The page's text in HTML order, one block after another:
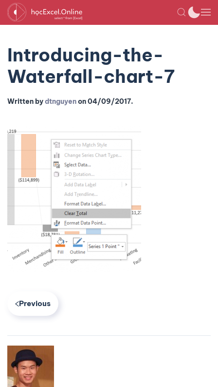
Introducing-the-
Waterfall-chart-7
Written bydtnguyenon04/09/2017.
Previous